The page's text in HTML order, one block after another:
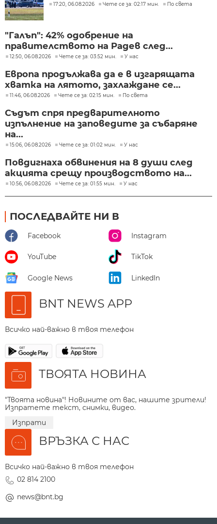
17:20, 06.08.2026 Чете се за: 02:17 мин. По света
"Галъп": 42% одобрение на
правителството на Радев след...
12:50, 06.08.2026 Чете се за: 03:52 мин. У нас
Европа продължава да е в изгарящата
хватка на лятото, захлаждане се...
11:46, 06.08.2026 Чете се за: 02:15 мин. По света
Съдът спря предварителното
изпълнение на заповедите за събаряне
на...
15:06, 06.08.2026 Чете се за: 01:02 мин. У нас
Повдигнаха обвинения на 8 души след
акцията срещу производството на...
10:56, 06.08.2026 Чете се за: 01:55 мин. У нас
ПОСЛЕДВАЙТЕ НИ В
Facebook Instagram
YouTube TikTok
Google News LinkedIn
BNT NEWS APP
Всичко най-важно в твоя телефон
ТВОЯТА НОВИНА
"Твоята новина"! Новините от вас, нашите зрители!
Изпратете текст, снимки, видео.
Изпрати
ВРЪЗКА С НАС
Всичко най-важно в твоя телефон
02 814 2100
news@bnt.bg